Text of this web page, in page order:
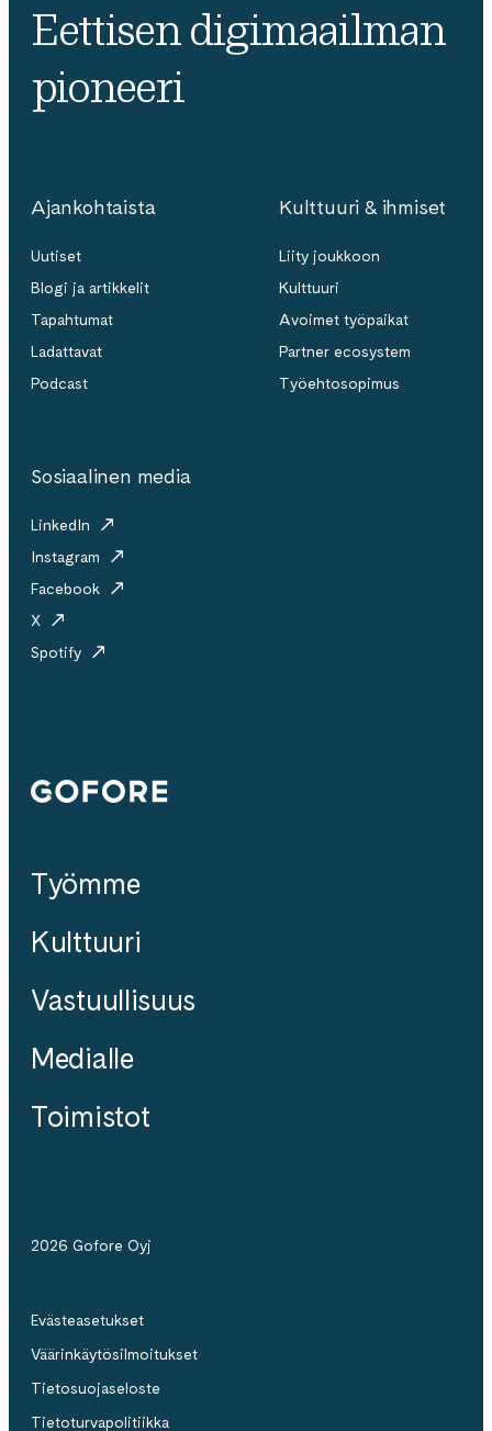
Eettisen digimaailman
pioneeri
Ajankohtaista
Uutiset
Blogi ja artikkelit
Tapahtumat
Ladattavat
Podcast
Kulttuuri & ihmiset
Liity joukkoon
Kulttuuri
Avoimet työpaikat
Partner ecosystem
Työehtosopimus
Sosiaalinen media
LinkedIn
Instagram
Facebook
X
Spotify
Gofore
Työmme
Kulttuuri
Vastuullisuus
Medialle
Toimistot
2026 Gofore Oyj
Evästeasetukset
Väärinkäytösilmoitukset
Tietosuojaseloste
Tietoturvapolitiikka